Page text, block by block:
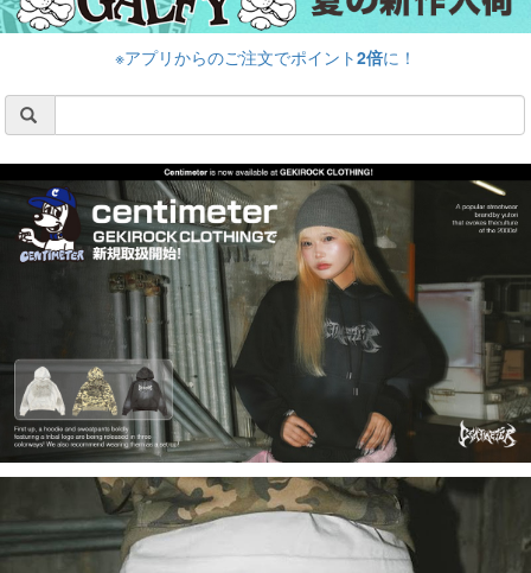
※アプリからのご注文でポイント2倍に！